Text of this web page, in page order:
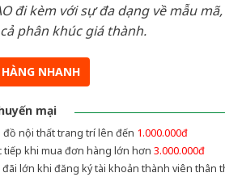
đi kèm với sự đa dạng về mẫu
phân khúc giá thành.
NHANH
mại
đồ nội thất trang trí lên đến 1.000.000đ
tiếp khi mua đơn hàng lớn hơn 3.000.000đ
lớn khi đăng ký tài khoản thành viên thân